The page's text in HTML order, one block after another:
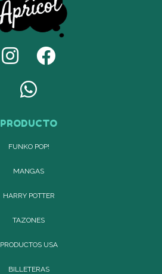
PRODUCTO
FUNKO POP!
MANGAS
HARRY POTTER
TAZONES
PRODUCTOS USA
BILLETERAS